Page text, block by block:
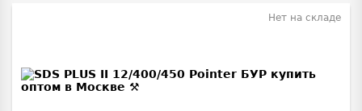
Нет на складе